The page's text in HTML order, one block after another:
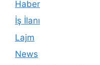
Haber
İş İlanı
Lajm
News